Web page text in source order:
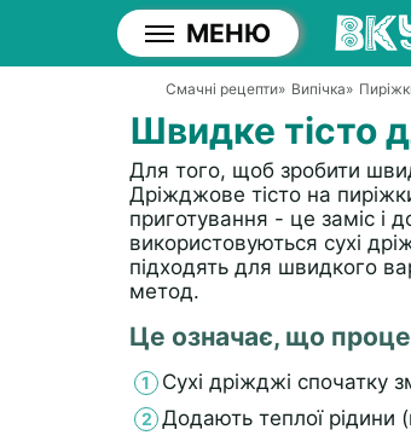
МЕНЮ
Смачні рецепти» Випічка»
Швидке тісто
Для того, щоб зробити
Дріжджове тісто на
приготування - це заміс і
використовуються сухі
підходять для швидкого
метод.
Це означає, що
Сухі дріжджі спочатку
Додають теплої рідини